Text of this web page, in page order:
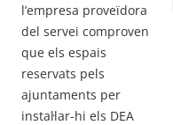
l’empresa proveïdora
del servei comproven
que els espais
reservats pels
ajuntaments per
instal·lar-hi els DEA